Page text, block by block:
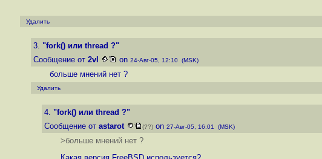
Удалить
3. "fork() или thread ?"
Сообщение от 2vl on 24-Авг-05, 12:10 (MSK)
больше мнений нет ?
Удалить
4. "fork() или thread ?"
Сообщение от astarot (??) on 27-Авг-05, 16:01 (MSK)
>больше мнений нет ?